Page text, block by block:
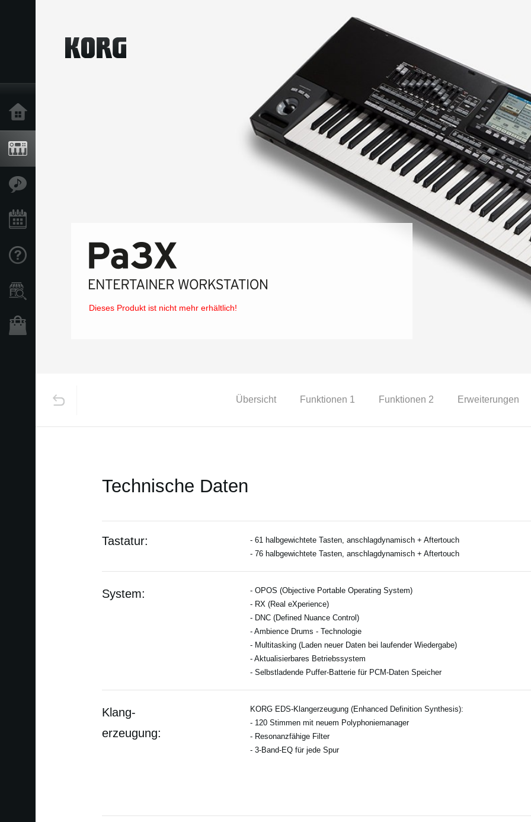
Händlersuche
Dieses Produkt ist nicht mehr erhältlich!
Übersicht Funktionen 1 Funktionen 2 Erweiterungen
Technische Daten
Tastatur:
- 61 halbgewichtete Tasten, anschlagdynamisch + Aftertouch
- 76 halbgewichtete Tasten, anschlagdynamisch + Aftertouch
System:
- OPOS (Objective Portable Operating System)
- RX (Real eXperience)
- DNC (Defined Nuance Control)
- Ambience Drums - Technologie
- Multitasking (Laden neuer Daten bei laufender Wiedergabe)
- Aktualisierbares Betriebssystem
- Selbstladende Puffer-Batterie für PCM-Daten Speicher
Klang-
erzeugung:
KORG EDS-Klangerzeugung (Enhanced Definition Synthesis):
- 120 Stimmen mit neuem Polyphoniemanager
- Resonanzfähige Filter
- 3-Band-EQ für jede Spur